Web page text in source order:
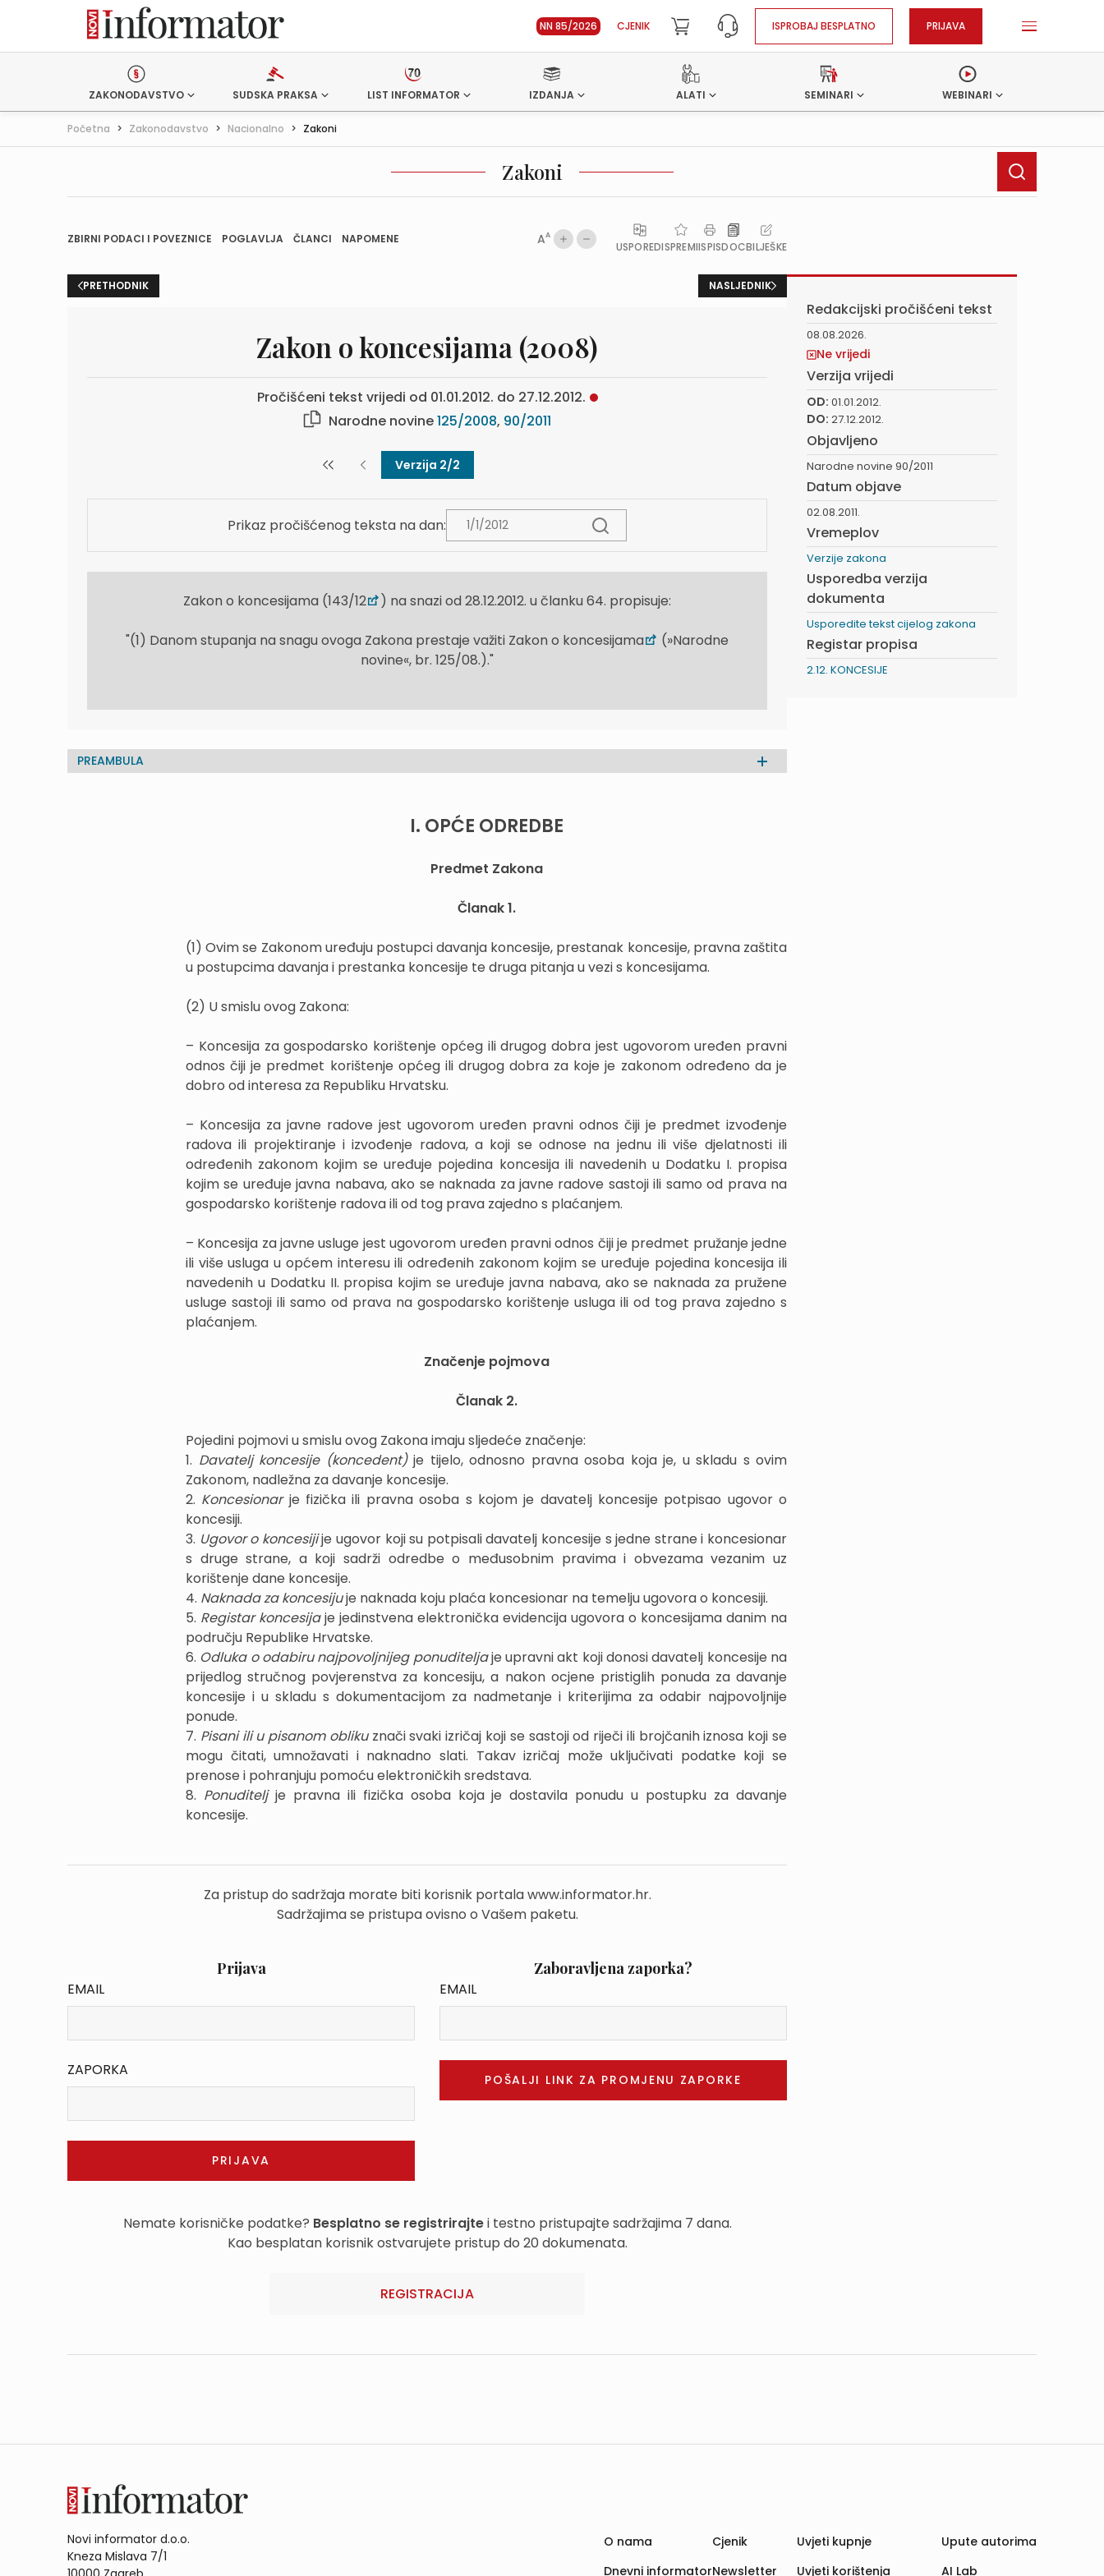
NN 85/2026 CJENIK ISPROBAJ BESPLATNO PRIJAVA
ZAKONODAVSTVO SUDSKA PRAKSA LIST INFORMATOR IZDANJA ALATI SEMINARI WEBINARI
Početna > Zakonodavstvo > Nacionalno > Zakoni
Zakoni
ZBIRNI PODACI I POVEZNICE POGLAVLJA ČLANCI NAPOMENE AA
USPOREDISPREMIISPISDOCBILJEŠKE
PRETHODNIK NASLJEDNIK
Zakon o koncesijama (2008)
Pročišćeni tekst vrijedi od 01.01.2012. do 27.12.2012.
Narodne novine125/2008, 90/2011
Verzija 2/2
Prikaz pročišćenog teksta na dan:
Zakon o koncesijama (143/12 ) na snazi od 28.12.2012. u članku 64. propisuje:
"(1) Danom stupanja na snagu ovoga Zakona prestaje važiti Zakon o koncesijama
(»Narodne
novine«, br. 125/08.)."
PREAMBULA
I. OPĆE ODREDBE
Predmet Zakona
Članak 1.
(1) Ovim se Zakonom uređuju postupci davanja koncesije, prestanak koncesije, pravna zaštita
u postupcima davanja i prestanka koncesije te druga pitanja u vezi s koncesijama.
(2) U smislu ovog Zakona:
– Koncesija za gospodarsko korištenje općeg ili drugog dobra jest ugovorom uređen pravni
odnos čiji je predmet korištenje općeg ili drugog dobra za koje je zakonom određeno da je
dobro od interesa za Republiku Hrvatsku.
– Koncesija za javne radove jest ugovorom uređen pravni odnos čiji je predmet izvođenje
radova ili projektiranje i izvođenje radova, a koji se odnose na jednu ili više djelatnosti ili
određenih zakonom kojim se uređuje pojedina koncesija ili navedenih u Dodatku I. propisa
kojim se uređuje javna nabava, ako se naknada za javne radove sastoji ili samo od prava na
gospodarsko korištenje radova ili od tog prava zajedno s plaćanjem.
– Koncesija za javne usluge jest ugovorom uređen pravni odnos čiji je predmet pružanje jedne
ili više usluga u općem interesu ili određenih zakonom kojim se uređuje pojedina koncesija ili
navedenih u Dodatku II. propisa kojim se uređuje javna nabava, ako se naknada za pružene
usluge sastoji ili samo od prava na gospodarsko korištenje usluga ili od tog prava zajedno s
plaćanjem.
Značenje pojmova
Članak 2.
Pojedini pojmovi u smislu ovog Zakona imaju sljedeće značenje:
1. Davatelj koncesije (koncedent)je tijelo, odnosno pravna osoba koja je, u skladu s ovim
Zakonom, nadležna za davanje koncesije.
2. Koncesionar je fizička ili pravna osoba s kojom je davatelj koncesije potpisao ugovor o
koncesiji.
3. Ugovor o koncesijije ugovor koji su potpisali davatelj koncesije s jedne strane i koncesionar
s druge strane, a koji sadrži odredbe o međusobnim pravima i obvezama vezanim uz
korištenje dane koncesije.
4. Naknada za koncesijuje naknada koju plaća koncesionar na temelju ugovora o koncesiji.
5. Registar koncesijaje jedinstvena elektronička evidencija ugovora o koncesijama danim na
području Republike Hrvatske.
6. Odluka o odabiru najpovoljnijeg ponuditeljaje upravni akt koji donosi davatelj koncesije na
prijedlog stručnog povjerenstva za koncesiju, a nakon ocjene pristiglih ponuda za davanje
koncesije i u skladu s dokumentacijom za nadmetanje i kriterijima za odabir najpovoljnije
ponude.
7. Pisani ili u pisanom obliku znači svaki izričaj koji se sastoji od riječi ili brojčanih iznosa koji se
mogu čitati, umnožavati i naknadno slati. Takav izričaj može uključivati podatke koji se
prenose i pohranjuju pomoću elektroničkih sredstava.
8. Ponuditelj je pravna ili fizička osoba koja je dostavila ponudu u postupku za davanje
koncesije.
Za pristup do sadržaja morate biti korisnik portala www.informator.hr.
Sadržajima se pristupa ovisno o Vašem paketu.
Prijava
EMAIL
ZAPORKA
Zaboravljena zaporka?
EMAIL
Nemate korisničke podatke? Besplatno se registrirajtei testno pristupajte sadržajima 7 dana.
Kao besplatan korisnik ostvarujete pristup do 20 dokumenata.
REGISTRACIJA
Redakcijski pročišćeni tekst
08.08.2026.
Ne vrijedi
Verzija vrijedi
OD: 01.01.2012.
DO: 27.12.2012.
Objavljeno
Narodne novine 90/2011
Datum objave
02.08.2011.
Vremeplov
Verzije zakona
Usporedba verzija
dokumenta
Usporedite tekst cijelog zakona
Registar propisa
2.12. KONCESIJE
Novi informator d.o.o.
Kneza Mislava 7/1
O nama
Dnevni informator
Cjenik
Newsletter
Uvjeti kupnje
Uvjeti korištenja
Upute autorima
AI Lab